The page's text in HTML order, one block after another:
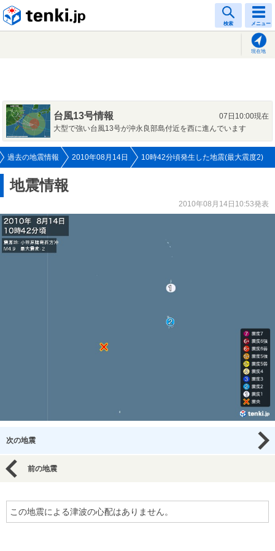
検索 メニュー
現在地
台風13号情報
07日10:00現在
大型で強い台風13号が沖永良部島付近を西に進んでいます
過去の地震情報 2010年08月14日 10時42分頃発生した地震(最大震度2)
地震情報
2010年08月14日10:53発表
次の地震
前の地震
この地震による津波の心配はありません。